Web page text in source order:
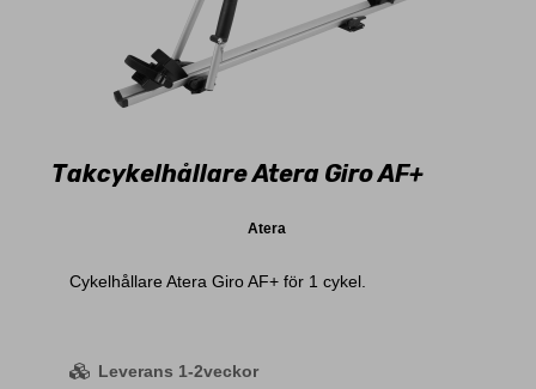
Takcykelhållare Atera Giro AF+
Atera
Cykelhållare Atera Giro AF+ för 1 cykel.
Leverans 1-2veckor